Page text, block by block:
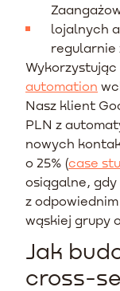
lojalnych
regularnie
automation
Nasz klient
PLN z
nowych
o 25% (case
osiągalne,
z
wąskiej grupy
Jak
cross-